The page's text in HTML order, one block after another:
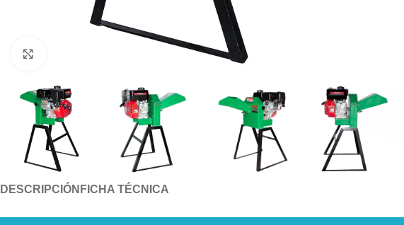
DESCRIPCIÓN FICHA TÉCNICA